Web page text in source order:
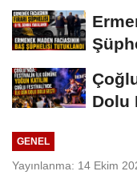
Dolu
GENEL
Yayınlanma: 14 Ekim